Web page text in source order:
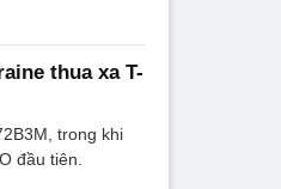
thua xa T-
trong khi
đầu tiên.